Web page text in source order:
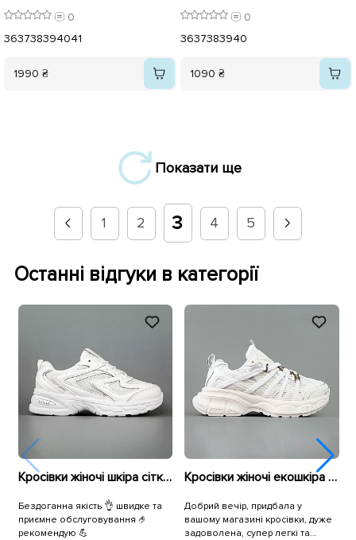
0
363738394041
1990 ₴
0
3637383940
1090 ₴
Показати ще
1 2 3 4 5
Останні відгуки в категорії
Кросівки жіночі шкіра сітка 594681 Білі
Бездоганна якість 👌 швидке та
приємне обслуговування 🤌
рекомендую 💪
Кросівки жіночі екошкіра сітка 595293 Білі
Добрий вечір, придбала у
вашому магазині кросівки, дуже
задоволена, супер легкі та